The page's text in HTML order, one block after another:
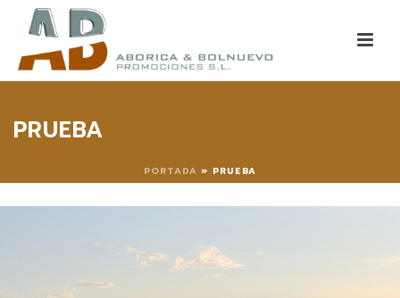
PRUEBA
PORTADA » PRUEBA